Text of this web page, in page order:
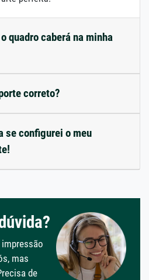
quadro caberá na minha
correto?
se configurei o meu
mas
de